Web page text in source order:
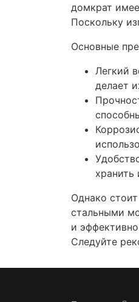
домкрат
Поскольку
Основные
Легкий
делает
хранить
Однако
стальными
и
Следуйте